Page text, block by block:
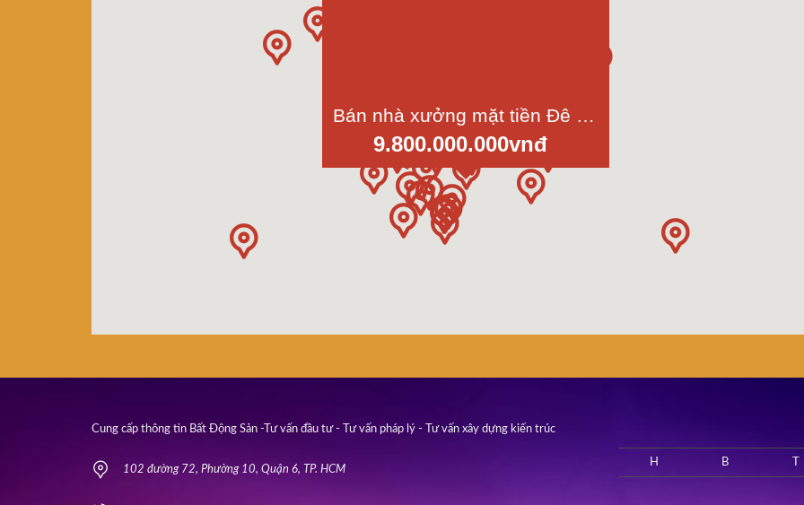
Bán nhà xưởng mặt tiền Đê Bao Rạch Cát và sông Cần Giuộc, Tân Lân, Cần Đước, Long An, diện tích 6700 m2
9.800.000.000vnđ
Cung cấp thông tin Bất Động Sản -Tư vấn đầu tư - Tư vấn pháp lý - Tư vấn xây dựng kiến trúc
102 đường 72, Phường 10, Quận 6, TP. HCM
H B